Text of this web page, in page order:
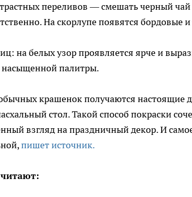
переливов — смешать черный чай
На скорлупе появятся бордовые
на белых узор проявляется ярче и
палитры.
крашенок получаются настоящие
стол. Такой способ покраски
взгляд на праздничный декор. И
пишет источник.